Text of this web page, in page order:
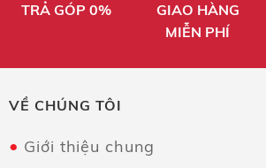
TRẢ GÓP 0%
GIAO HÀNG
MIỄN PHÍ
VỀ CHÚNG TÔI
Giới thiệu chung